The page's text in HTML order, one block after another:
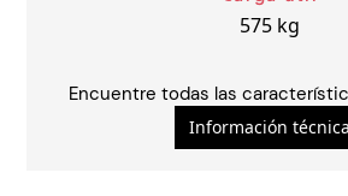
Autocaravanas
575 kg
Encuentre todas las
Información técnica